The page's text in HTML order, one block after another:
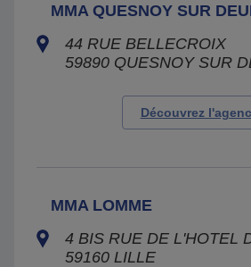
MMA QUESNOY SUR
44 RUE BELLECROIX
59890 QUESNOY SUR
Découvrez
MMA LOMME
4 BIS RUE DE L'HOTEL
59160 LILLE